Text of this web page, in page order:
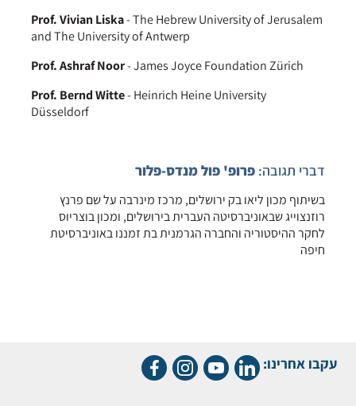
Prof. Vivian Liska- The Hebrew University of Jerusalem
and The University of Antwerp
Prof. Ashraf Noor- James Joyce Foundation Zürich
Prof. Bernd Witte- Heinrich Heine University
Düsseldorf
דברי תגובה: פרופ' פול מנדס-פלור
בשיתוף מכון ליאו בק ירושלים, מרכז מינרבה על שם פרנץ
רוזנצוייג שבאוניברסיטה העברית בירושלים, ומכון בוצריוס
לחקר ההיסטוריה והחברה הגרמנית בת זמננו באוניברסיטת
חיפה
עקבו אחרינו: